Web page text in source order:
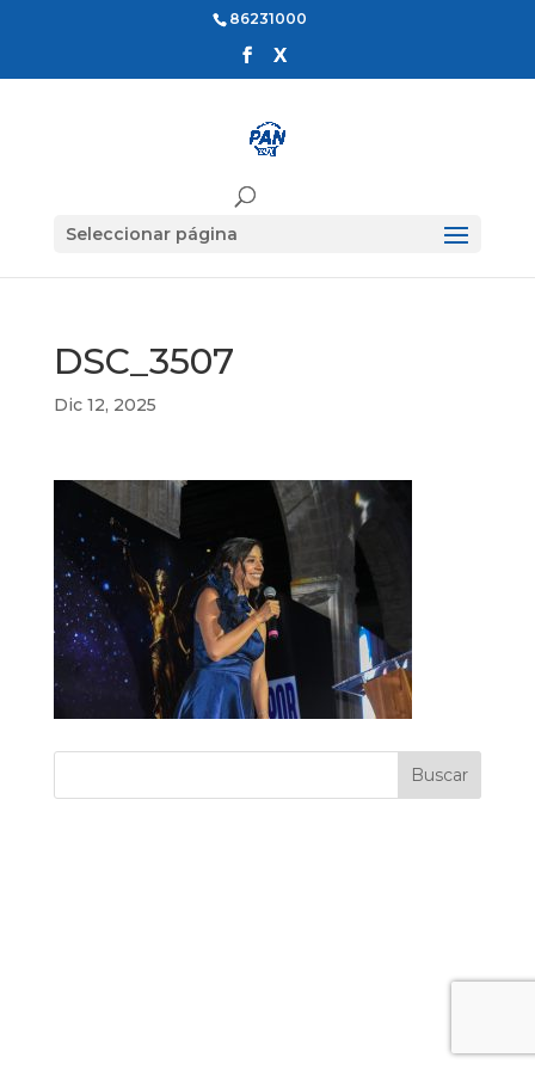
86231000
Seleccionar página
DSC_3507
Dic 12, 2025